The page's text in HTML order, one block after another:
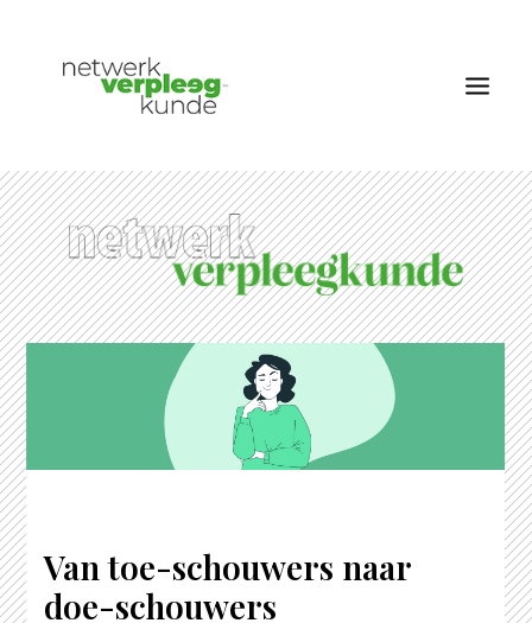
OVER NETWERK VERPLEEGKUNDE
NIEUWS
RUBRIEKEN
EDITIES
Van toe-schouwers naar
doe-schouwers